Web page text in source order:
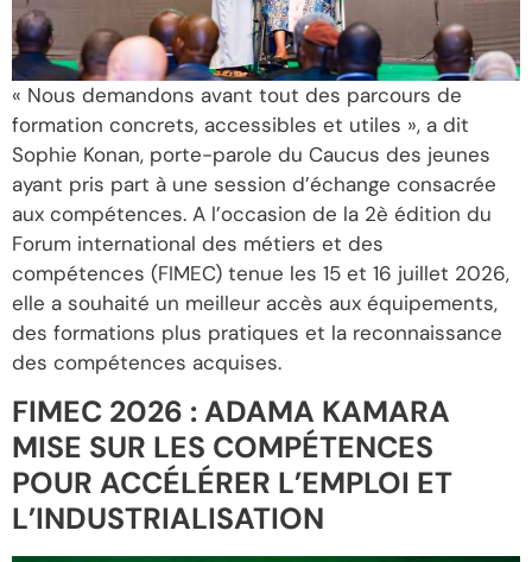
« Nous demandons avant tout des parcours de
formation concrets, accessibles et utiles », a dit
Sophie Konan, porte-parole du Caucus des jeunes
ayant pris part à une session d’échange consacrée
aux compétences. A l’occasion de la 2è édition du
Forum international des métiers et des
compétences (FIMEC) tenue les 15 et 16 juillet 2026,
elle a souhaité un meilleur accès aux équipements,
des formations plus pratiques et la reconnaissance
des compétences acquises.
FIMEC 2026 : ADAMA KAMARA
MISE SUR LES COMPÉTENCES
POUR ACCÉLÉRER L’EMPLOI ET
L’INDUSTRIALISATION